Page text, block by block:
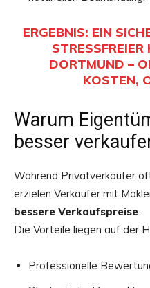
ERGEBNIS: EIN
DORTMUND –
KOSTEN,
Warum
besser
Während Privatverkäufer
erzielen Verkäufer mit
bessere Verkaufspreise
Die Vorteile liegen auf der
Professionelle